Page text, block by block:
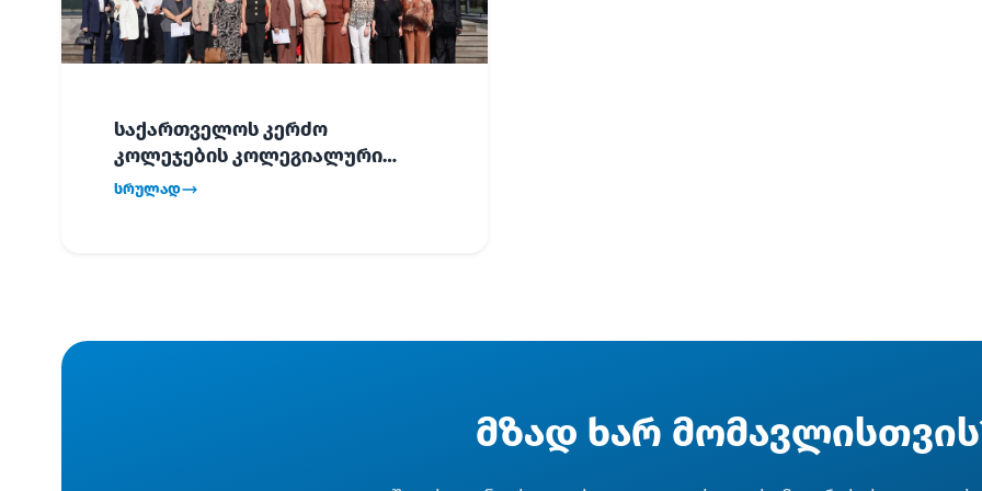
საქართველოს კერძო
კოლეჯების კოლეგიალური
ვიზიტი ბათუმში!
სრულად
მზად ხარ